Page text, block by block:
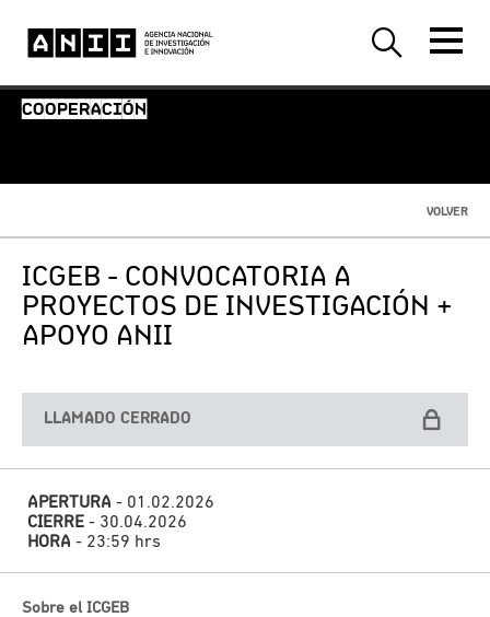
COOPERACIÓN
VOLVER
ICGEB - CONVOCATORIA A
PROYECTOS DE INVESTIGACIÓN +
APOYO ANII
LLAMADO CERRADO
APERTURA - 01.02.2026
CIERRE - 30.04.2026
HORA - 23:59 hrs
Sobre el ICGEB